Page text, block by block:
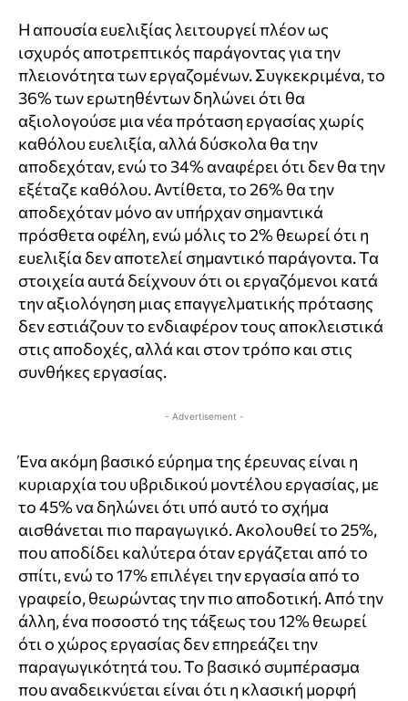
Η απουσία ευελιξίας λειτουργεί πλέον ως
ισχυρός αποτρεπτικός παράγοντας για την
πλειονότητα των εργαζομένων. Συγκεκριμένα, το
36% των ερωτηθέντων δηλώνει ότι θα
αξιολογούσε μια νέα πρόταση εργασίας χωρίς
καθόλου ευελιξία, αλλά δύσκολα θα την
αποδεχόταν, ενώ το 34% αναφέρει ότι δεν θα την
εξέταζε καθόλου. Αντίθετα, το 26% θα την
αποδεχόταν μόνο αν υπήρχαν σημαντικά
πρόσθετα οφέλη, ενώ μόλις το 2% θεωρεί ότι η
ευελιξία δεν αποτελεί σημαντικό παράγοντα. Τα
στοιχεία αυτά δείχνουν ότι οι εργαζόμενοι κατά
την αξιολόγηση μιας επαγγελματικής πρότασης
δεν εστιάζουν το ενδιαφέρον τους αποκλειστικά
στις αποδοχές, αλλά και στον τρόπο και στις
συνθήκες εργασίας.
- Advertisement -
Ένα ακόμη βασικό εύρημα της έρευνας είναι η
κυριαρχία του υβριδικού μοντέλου εργασίας, με
το 45% να δηλώνει ότι υπό αυτό το σχήμα
αισθάνεται πιο παραγωγικό. Ακολουθεί το 25%,
που αποδίδει καλύτερα όταν εργάζεται από το
σπίτι, ενώ το 17% επιλέγει την εργασία από το
γραφείο, θεωρώντας την πιο αποδοτική. Από την
άλλη, ένα ποσοστό της τάξεως του 12% θεωρεί
ότι ο χώρος εργασίας δεν επηρεάζει την
παραγωγικότητά του. Το βασικό συμπέρασμα
που αναδεικνύεται είναι ότι η κλασική μορφή